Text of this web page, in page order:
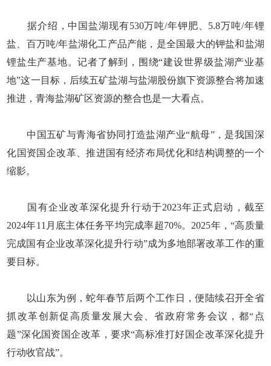
据介绍，中国盐湖现有530万吨/年钾肥、5.8万吨/年锂
盐、百万吨/年盐湖化工产品产能，是全国最大的钾盐和盐湖
锂盐生产基地。记者了解到，围绕“建设世界级盐湖产业基
地”这一目标，后续五矿盐湖与盐湖股份旗下资源整合将加速
推进，青海盐湖矿区资源的整合也是一大看点。
中国五矿与青海省协同打造盐湖产业“航母”，是我国深
化国资国企改革、推进国有经济布局优化和结构调整的一个
缩影。
国有企业改革深化提升行动于2023年正式启动，截至
2024年11月底主体任务平均完成率超70%。2025年，“高质量
完成国有企业改革深化提升行动”成为多地部署改革工作的重
要目标。
以山东为例，蛇年春节后两个工作日，便陆续召开全省
抓改革创新促高质量发展大会、省政府常务会议，都“点
题”深化国资国企改革，要求“高标准打好国企改革深化提升
行动收官战”。